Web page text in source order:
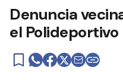
Denuncia
el Polideportivo